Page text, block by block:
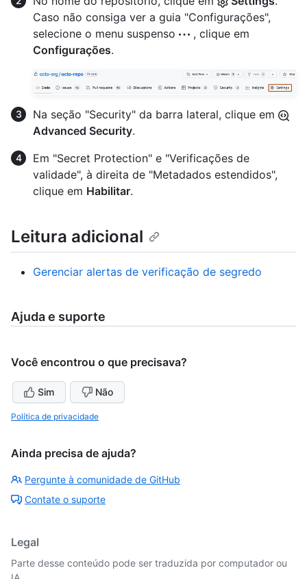
Caso não consiga ver a guia "Configurações",
selecione o menu suspenso
, clique em
Configurações.
Na seção "Security" da barra lateral, clique em
Advanced Security.
Em "Secret Protection" e "Verificações de
validade", à direita de "Metadados estendidos",
clique em Habilitar.
Leitura adicional
Gerenciar alertas de verificação de segredo
Ajuda e suporte
Você encontrou o que precisava?
Sim Não
Política de privacidade
Ainda precisa de ajuda?
Pergunte à comunidade de GitHub
Contate o suporte
Legal
Parte desse conteúdo pode ser traduzida por computador ou